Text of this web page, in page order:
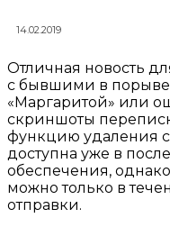
14.02.2019
Отличная новость
с бывшими в порыве
«Маргаритой» или
скриншоты
функцию удаления
доступна уже в
обеспечения, однако
можно только в
отправки.